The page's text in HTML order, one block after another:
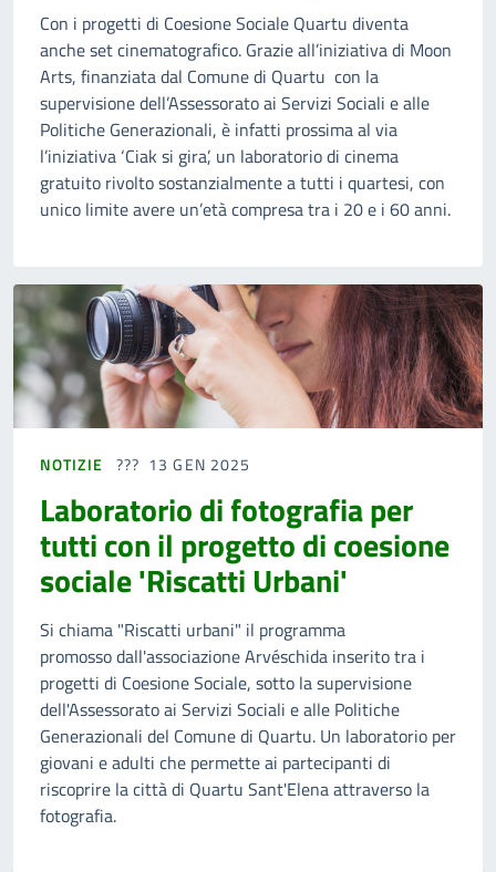
Con i progetti di Coesione Sociale Quartu diventa
anche set cinematografico. Grazie all’iniziativa di Moon
Arts, finanziata dal Comune di Quartu con la
supervisione dell’Assessorato ai Servizi Sociali e alle
Politiche Generazionali, è infatti prossima al via
l’iniziativa ‘Ciak si gira’, un laboratorio di cinema
gratuito rivolto sostanzialmente a tutti i quartesi, con
unico limite avere un’età compresa tra i 20 e i 60 anni.
NOTIZIE 13 GEN 2025
Laboratorio di fotografia per
tutti con il progetto di coesione
sociale 'Riscatti Urbani'
Si chiama "Riscatti urbani" il programma
promosso dall'associazione Arvéschida inserito tra i
progetti di Coesione Sociale, sotto la supervisione
dell'Assessorato ai Servizi Sociali e alle Politiche
Generazionali del Comune di Quartu. Un laboratorio per
giovani e adulti che permette ai partecipanti di
riscoprire la città di Quartu Sant'Elena attraverso la
fotografia.